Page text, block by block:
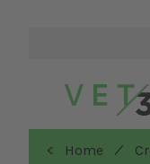
< Home /